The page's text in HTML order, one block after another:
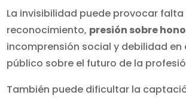
La invisibilidad puede provocar falta
reconocimiento, presión sobre
incomprensión social y debilidad en
público sobre el futuro de la
También puede dificultar la